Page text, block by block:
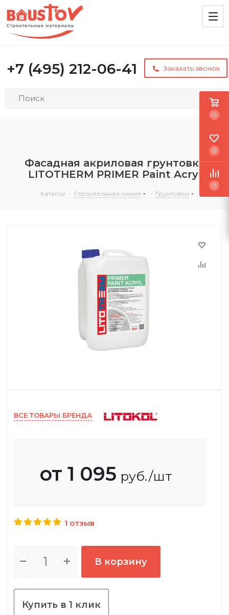
+7 (495) 212-06-41 Заказать звонок
Фасадная акриловая грунтовка
LITOTHERM PRIMER Paint Acryl
Каталог - Строительная химия - Грунтовки
ВСЕ ТОВАРЫ БРЕНДА
от 1 095 руб./шт
1 отзыв
В корзину
Купить в 1 клик
0
0
0